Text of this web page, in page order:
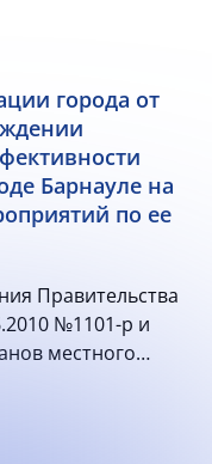
города от
Барнауле на
по ее
Правительства
№1101-р и
местного